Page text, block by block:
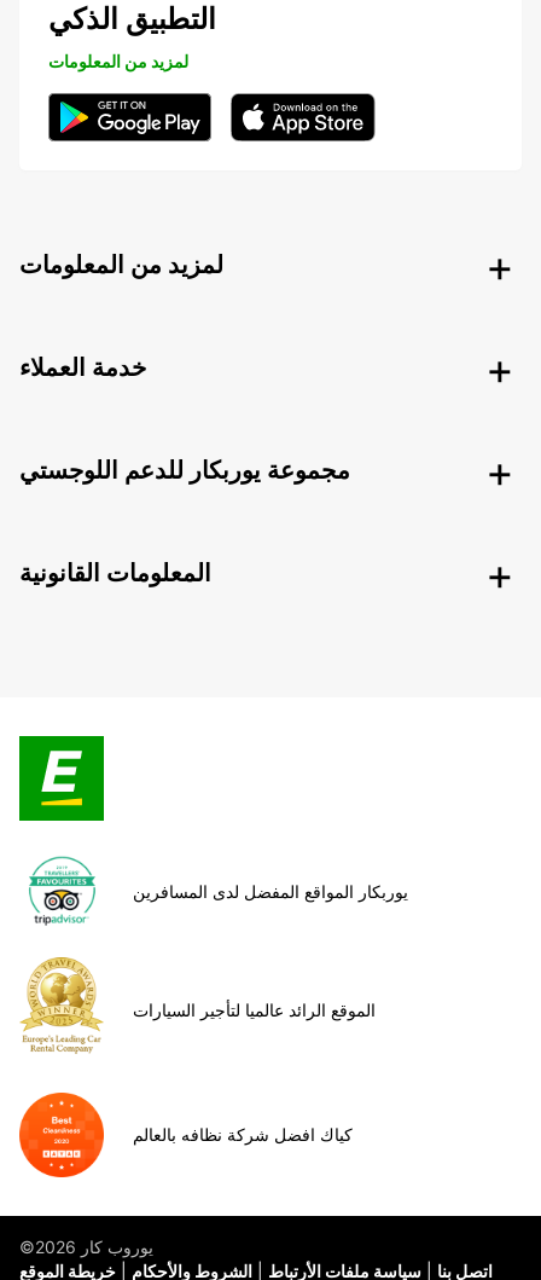
التطبيق الذكي
لمزيد من المعلومات
لمزيد من المعلومات
خدمة العملاء
مجموعة يوربكار للدعم اللوجستي
المعلومات القانونية
يوربكار المواقع المفضل لدى المسافرين
الموقع الرائد عالميا لتأجير السيارات
كياك افضل شركة نظافه بالعالم
©يوروب كار 2026
خريطة الموقع
الشروط والأحكام سياسة ملفات الأرتباط اتصل بنا